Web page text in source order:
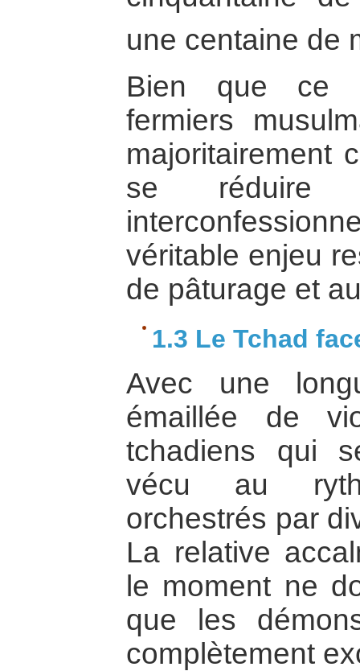
une centaine de
Bien que ce
fermiers
majoritairement
se
véritable enjeu
de pâturage et
1.3 Le Tchad
Avec une
émaillée de
tchadiens qui
vécu au
orchestrés par
La relative
le moment ne
que les
complètement